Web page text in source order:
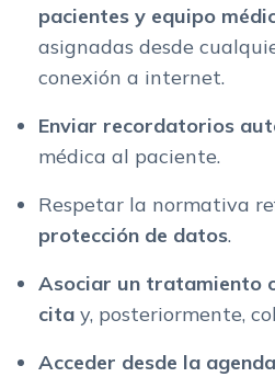
pacientes y equipo
asignadas desde
conexión a internet.
Enviar recordatorios
médica al paciente.
Respetar la normativa
protección de datos.
Asociar un tratamiento
cita y, posteriormente,
Acceder desde la